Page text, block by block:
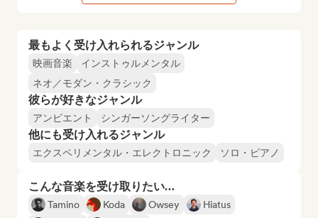
最もよく受け入れられるジャンル
映画音楽
インストゥルメンタル
ネオ／モダン・クラシック
彼らが好きなジャンル
アンビエント シンガーソングライター
他にも受け入れるジャンル
エクスペリメンタル・エレクトロニック ソロ・ピアノ
こんな音楽を受け取りたい…
Tamino Koda Owsey
Hiatus